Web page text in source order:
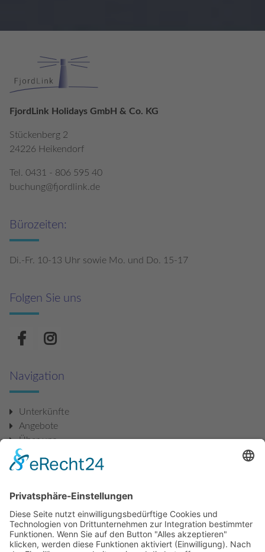
FjordLink Holidays GmbH & Co. KG
Stückenberg 2
24226 Heikendorf
Tel. 0431 - 806 595 40
buchung@fjordlink.de
Bürozeiten:
Di.-Fr. 10-13 Uhr sowie Mo. und Do. 15-17
Folgen Sie uns
Navigation
Unterkünfte
Angebote
Über uns
Fragen und Antworten
Bewertungen